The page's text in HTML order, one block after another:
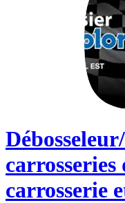
carrosserie